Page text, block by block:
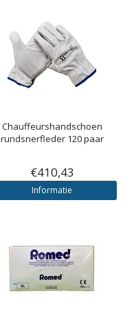
Chauffeurshandschoen
rundsnerfleder 120 paar
€410,43
Informatie